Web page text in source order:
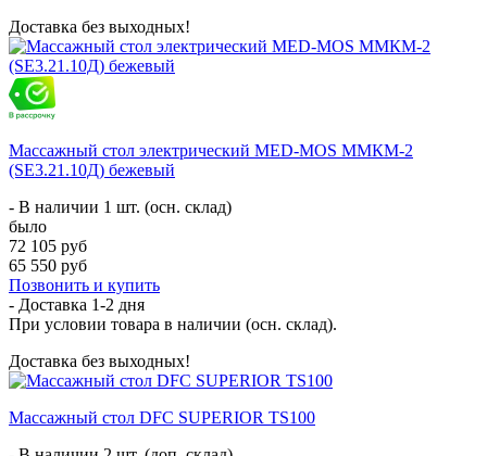
Доставка без выходных!
Массажный стол электрический MED-MOS ММКМ-2
(SE3.21.10Д) бежевый
- В наличии 1 шт. (осн. склад)
было
72 105 руб
65 550 руб
Позвонить и купить
- Доставка 1-2 дня
При условии товара в наличии (осн. склад).
Доставка без выходных!
Массажный стол DFC SUPERIOR TS100